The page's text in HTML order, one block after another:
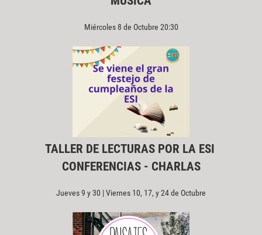
Miércoles 8 de Octubre 20:30
TALLER DE LECTURAS POR LA ESI
CONFERENCIAS - CHARLAS
Jueves 9 y 30 | Viernes 10, 17, y 24 de Octubre